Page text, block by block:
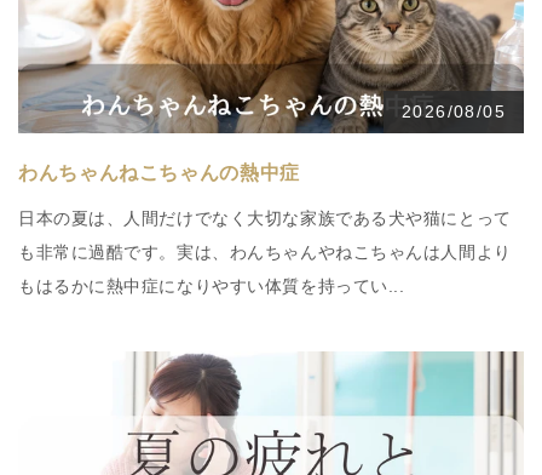
2026/08/05
わんちゃんねこちゃんの熱中症
日本の夏は、人間だけでなく大切な家族である犬や猫にとって
も非常に過酷です。実は、わんちゃんやねこちゃんは人間より
もはるかに熱中症になりやすい体質を持ってい...